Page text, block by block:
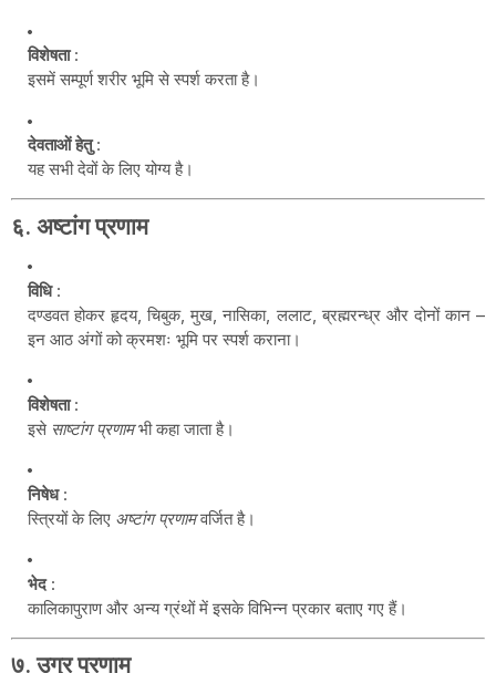
विशेषता:
इसमें सम्पूर्ण शरीर भूमि से स्पर्श करता है।
देवताओं हेतु:
यह सभी देवों के लिए योग्य है।
६. अष्टांग प्रणाम
विधि:
दण्डवत होकर हृदय, चिबुक, मुख, नासिका, ललाट, ब्रह्मरन्ध्र और दोनों कान –
इन आठ अंगों को क्रमशः भूमि पर स्पर्श कराना।
विशेषता:
इसे साष्टांग प्रणामभी कहा जाता है।
निषेध:
स्त्रियों के लिए अष्टांग प्रणामवर्जित है।
भेद:
कालिकापुराण और अन्य ग्रंथों में इसके विभिन्न प्रकार बताए गए हैं।
७.उग्र प्रणाम